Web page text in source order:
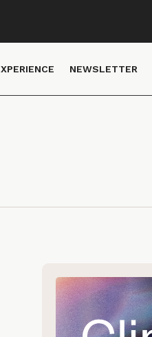
NEWSLETTER